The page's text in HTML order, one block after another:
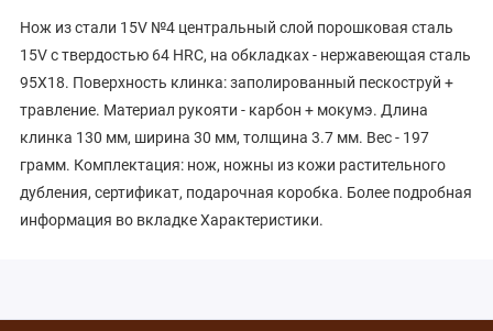
Нож из стали 15V №4 центральный слой порошковая сталь
15V с твердостью 64 HRC, на обкладках - нержавеющая сталь
95Х18. Поверхность клинка: заполированный пескоструй +
травление. Материал рукояти - карбон + мокумэ. Длина
клинка 130 мм, ширина 30 мм, толщина 3.7 мм. Вес - 197
грамм. Комплектация: нож, ножны из кожи растительного
дубления, сертификат, подарочная коробка. Более подробная
информация во вкладке Характеристики.